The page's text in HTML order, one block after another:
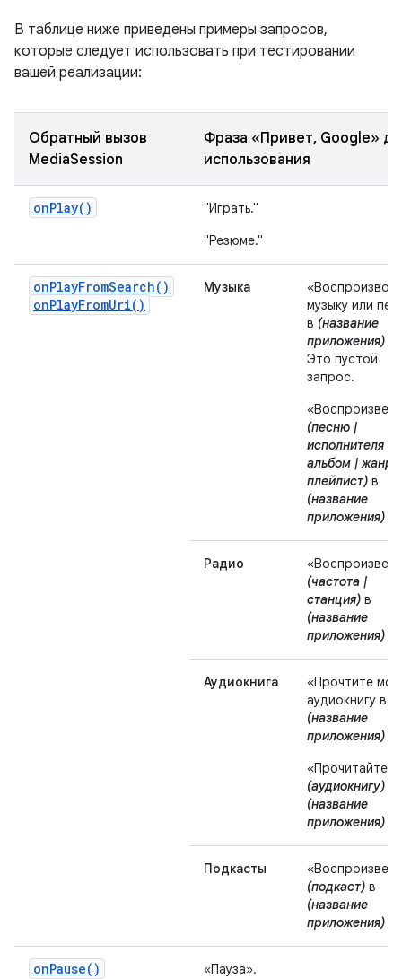
В таблице ниже приведены примеры запросов,
которые следует использовать при тестировании
вашей реализации:
Обратный вызов
MediaSession
Фраза «Привет, Google»
использования
onPlay()
"Играть."
"Резюме."
onPlayFromSearch()
onPlayFromUri()
Музыка
музыку или
в (название
приложения)
Это пустой
запрос.
(песню |
исполнителя |
альбом | жанр |
плейлист) в
(название
приложения)
Радио
(частота |
станция) в
(название
приложения)
Аудиокнига
«Прочтите мою
аудиокнигу в
(название
приложения)
«Прочитайте
(аудиокнигу)
(название
приложения)
Подкасты
(подкаст) в
(название
приложения)
onPause() «Пауза».